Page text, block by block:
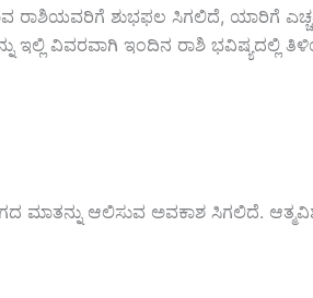
ಶುಭಫಲ ಸಿಗಲಿದೆ, ಯಾರಿಗೆ
ಇಲ್ಲಿ ವಿವರವಾಗಿ ಇಂದಿನ ರಾಶಿ ಭವಿಷ್ಯದಲ್ಲಿ
ಮಾತನ್ನು ಆಲಿಸುವ ಅವಕಾಶ ಸಿಗಲಿದೆ.